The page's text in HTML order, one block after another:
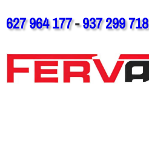
627 964 177-937 299 718